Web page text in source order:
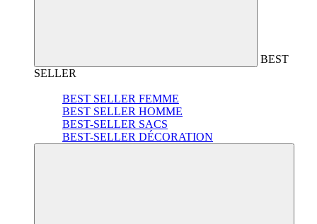
BEST
SELLER
BEST SELLER FEMME
BEST SELLER HOMME
BEST-SELLER SACS
BEST-SELLER DÉCORATION